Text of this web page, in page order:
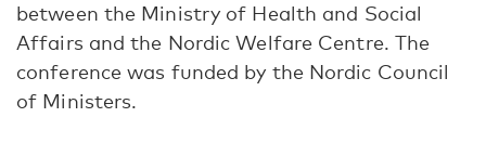
between the Ministry of Health and Social
Affairs and the Nordic Welfare Centre. The
conference was funded by the Nordic Council
of Ministers.